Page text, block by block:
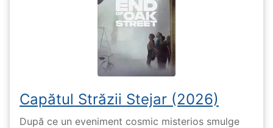
Capătul Străzii Stejar (2026)
După ce un eveniment cosmic misterios smulge